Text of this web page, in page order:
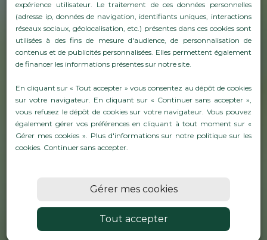
ENHERBEMENT DES SOLS :
UNE MÉTHODE DURABLE
POUR VOTRE VIGNOBLE
expérience utilisateur. Le traitement de ces données personnelles
(adresse ip, données de navigation, identifiants uniques, interactions
réseaux sociaux, géolocalisation, etc.) présentes dans ces cookies sont
utilisées à des fins de mesure d'audience, de personnalisation de
contenus et de publicités personnalisées. Elles permettent également
de financer les informations présentes sur notre site.
En cliquant sur « Tout accepter » vous consentez au dépôt de cookies
sur votre navigateur. En cliquant sur « Continuer sans accepter »,
vous refusez le dépôt de cookies sur votre navigateur. Vous pouvez
également gérer vos préférences en cliquant à tout moment sur «
Gérer mes cookies ». Plus d'informations sur notre politique sur les
cookies. Continuer sans accepter.
Gérer mes cookies
Tout accepter